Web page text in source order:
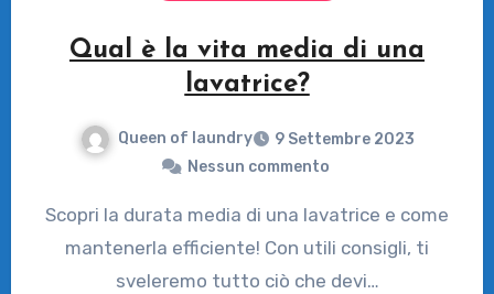
Qual è la vita media di una
lavatrice?
Queen of laundry
9 Settembre 2023
Nessun commento
Scopri la durata media di una lavatrice e come
mantenerla efficiente! Con utili consigli, ti
sveleremo tutto ciò che devi…